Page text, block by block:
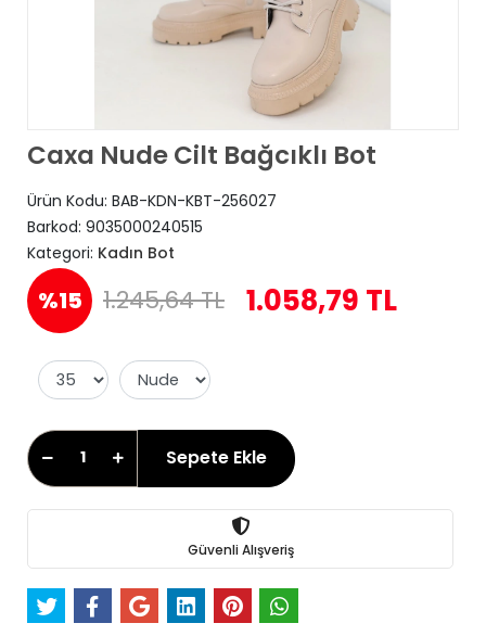
Caxa Nude Cilt Bağcıklı Bot
Ürün Kodu: BAB-KDN-KBT-256027
Barkod: 9035000240515
Kategori: Kadın Bot
%15 1.245,64 TL 1.058,79 TL
Sepete Ekle
Güvenli Alışveriş